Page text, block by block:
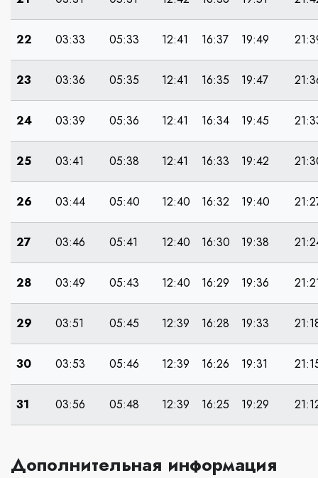
22 03:33 05:33 12:41 16:37 19:49
23 03:36 05:35 12:41 16:35 19:47
24 03:39 05:36 12:41 16:34 19:45
25 03:41 05:38 12:41 16:33 19:42
26 03:44 05:40 12:40 16:32 19:40
27 03:46 05:41 12:40 16:30 19:38
28 03:49 05:43 12:40 16:29 19:36
29 03:51 05:45 12:39 16:28 19:33
30 03:53 05:46 12:39 16:26 19:31
31 03:56 05:48 12:39 16:25 19:29
Дополнительная информация